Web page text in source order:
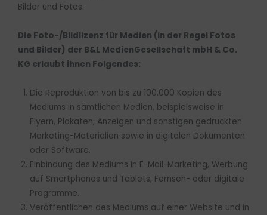
Bilder und Fotos.
Die Foto-/Bildlizenz für Medien (in der Regel Fotos
und Bilder) der B&L MedienGesellschaft mbH & Co.
KG erlaubt ihnen Folgendes:
Die Reproduktion von bis zu 100.000 Kopien des
Mediums in sämtlichen Medien, beispielsweise in
Flyern, Plakaten, Anzeigen und sonstigen gedruckten
Marketing-Materialien sowie in digitalen Dokumenten
oder Software.
Einbindung des Mediums in E-Mail-Marketing, Werbung
auf Smartphones und Tablets, Fernseh- oder digitale
Programme.
Veröffentlichen des Mediums auf einer Website und in